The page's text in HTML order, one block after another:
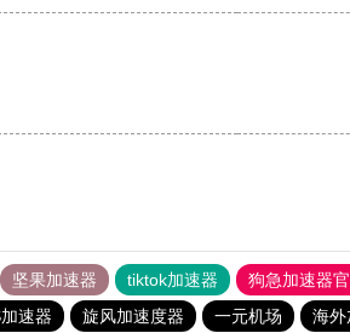
坚果加速器 tiktok加速器 狗急加速器
速器 旋风加速度器 一元机场 海外